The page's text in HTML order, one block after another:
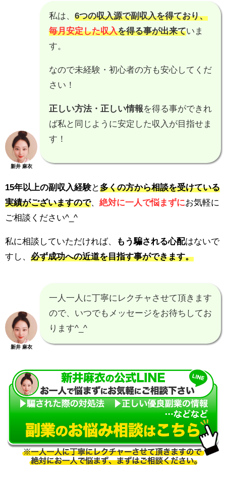
新井 麻衣
私は、 6つの収入源で副収入を得ており、
毎月安定した収入を得る事が出来ていま
す。
なので未経験・初心者の方も安心してくだ
さい！
正しい方法・正しい情報を得る事ができれ
ば私と同じように安定した収入が目指せま
す！
15年以上の副収入経験と多くの方から相談を受けている
実績がございますので、 絶対に一人で悩まずにお気軽に
ご相談ください^_^
私に相談していただければ、 もう騙される心配はないで
すし、 必ず成功への近道を目指す事ができます。
新井 麻衣
一人一人に丁寧にレクチャさせて頂きます
ので、いつでもメッセージをお待ちしてお
ります^_^